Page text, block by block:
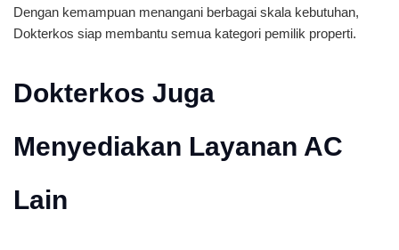
Dengan kemampuan menangani berbagai skala kebutuhan,
Dokterkos siap membantu semua kategori pemilik properti.
Dokterkos Juga
Menyediakan Layanan AC
Lain